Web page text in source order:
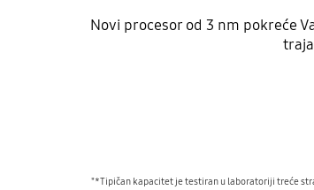
Novi procesor od 3 nm pokreće
"*Tipičan kapacitet je testiran u laboratoriji treće